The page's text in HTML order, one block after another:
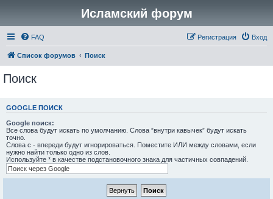
Исламский форум
FAQ Вход
Регистрация
Список форумов Поиск
Поиск
GOOGLE ПОИСК
Google поиск:
Все слова будут искать по умолчанию. Слова ”внутри кавычек” будут искать
точно.
Слова с - впереди будут игнорироваться. Поместите ИЛИ между словами, если
нужно найти только одно из слов.
Используйте * в качестве подстановочного знака для частичных совпадений.